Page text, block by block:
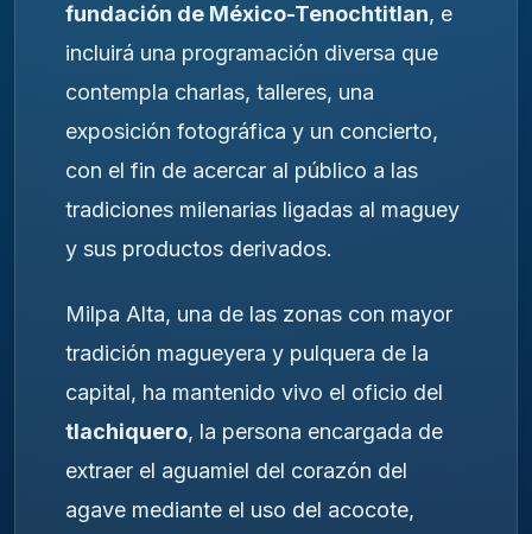
fundación de México-Tenochtitlan, e
incluirá una programación diversa que
contempla charlas, talleres, una
exposición fotográfica y un concierto,
con el fin de acercar al público a las
tradiciones milenarias ligadas al maguey
y sus productos derivados.
Milpa Alta, una de las zonas con mayor
tradición magueyera y pulquera de la
capital, ha mantenido vivo el oficio del
tlachiquero, la persona encargada de
extraer el aguamiel del corazón del
agave mediante el uso del acocote,